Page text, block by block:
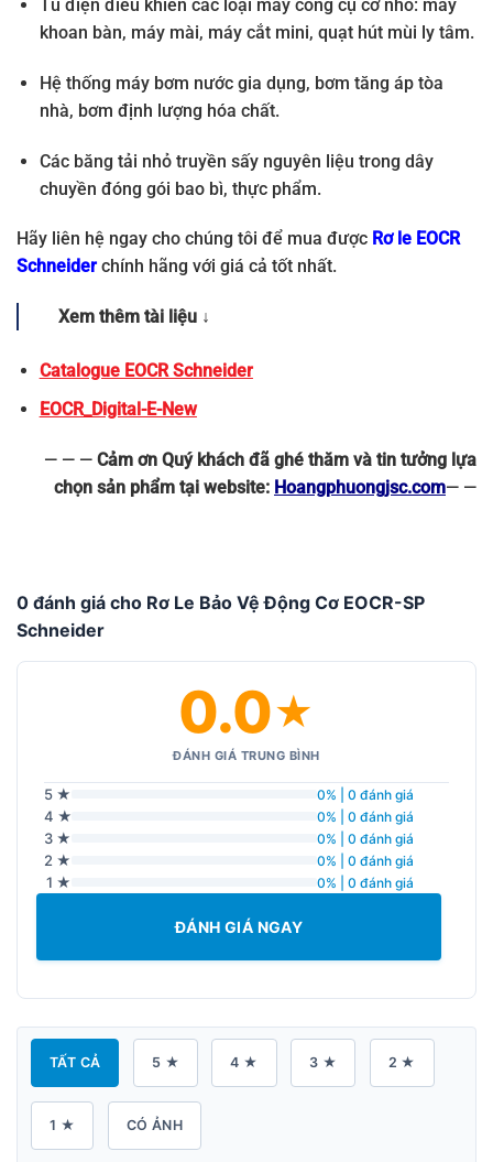
Tủ điện điều khiển các loại máy công cụ cỡ nhỏ: máy
khoan bàn, máy mài, máy cắt mini, quạt hút mùi ly tâm.
Hệ thống máy bơm nước gia dụng, bơm tăng áp tòa
nhà, bơm định lượng hóa chất.
Các băng tải nhỏ truyền sấy nguyên liệu trong dây
chuyền đóng gói bao bì, thực phẩm.
Hãy liên hệ ngay cho chúng tôi để mua được Rơ le EOCR
Schneiderchính hãng với giá cả tốt nhất.
Xem thêm tài liệu ↓
Catalogue EOCR Schneider
EOCR_Digital-E-New
— — — Cảm ơn Quý khách đã ghé thăm và tin tưởng lựa
chọn sản phẩm tại website: Hoangphuongjsc.com— —
0 đánh giá cho Rơ Le Bảo Vệ Động Cơ EOCR-SP
Schneider
0.0★
ĐÁNH GIÁ TRUNG BÌNH
5 ★ 0% | 0 đánh giá
4 ★ 0% | 0 đánh giá
3 ★ 0% | 0 đánh giá
2 ★ 0% | 0 đánh giá
1 ★ 0% | 0 đánh giá
ĐÁNH GIÁ NGAY
TẤT CẢ 5 ★ 4 ★ 3 ★ 2 ★
1 ★ CÓ ẢNH